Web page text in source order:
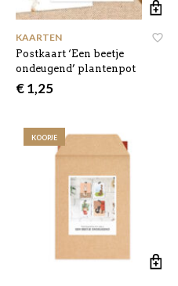
KAARTEN
Postkaart ‘Een beetje
ondeugend’ plantenpot
€1,25
KOOPJE